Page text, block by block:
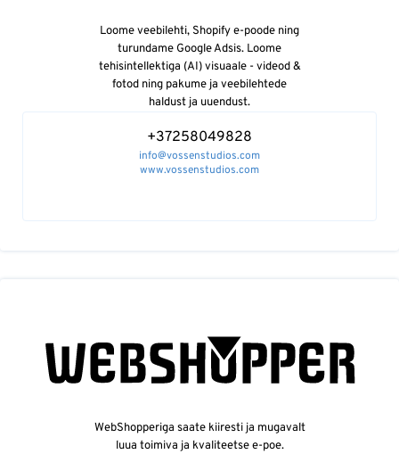
Loome veebilehti, Shopify e-poode ning
turundame Google Adsis. Loome
tehisintellektiga (AI) visuaale - videod &
fotod ning pakume ja veebilehtede
haldust ja uuendust.
+37258049828
info@vossenstudios.com
www.vossenstudios.com
WebShopperiga saate kiiresti ja mugavalt
luua toimiva ja kvaliteetse e-poe.